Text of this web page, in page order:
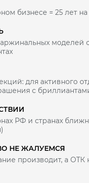
бизнесе = 25 лет
моделей
для активного
с
РФ и странах
НЕ ЖАЛУЕМСЯ
производит, а ОТК